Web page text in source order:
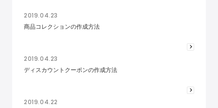
2019.04.23
商品コレクションの作成方法
2019.04.23
ディスカウントクーポンの作成方法
2019.04.22